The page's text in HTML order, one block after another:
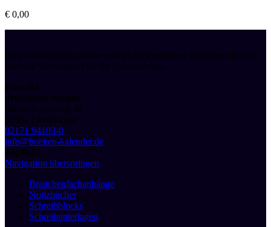
€ 0,00
Ihr individueller Kalenderverlag! Personalisierte Kalender sind das
perfekte Werbemittel für Ihr Unternehmen.
Kontakt
druckhaus boeken
Bürgerbuschweg 48
51381 Leverkusen
02171 94103-0
info@boeken-kalender.de
Toplinks
Navigation überspringen
Branchenfachanhänge
Notizbücher
Schreibblocks
Schreibunterlagen